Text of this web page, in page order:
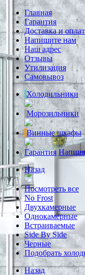
Главная
Гарантия
Доставка и
Напишите нам
Наш адрес
Отзывы
Утилизация
Самовывоз
Холодильники
Морозильники
Винные шкафы
Гарантия
Назад
Посмотреть все
No Frost
Двухкамерные
Однокамерные
Встраиваемые
Side By Side
Черные
Подобрать
Назад